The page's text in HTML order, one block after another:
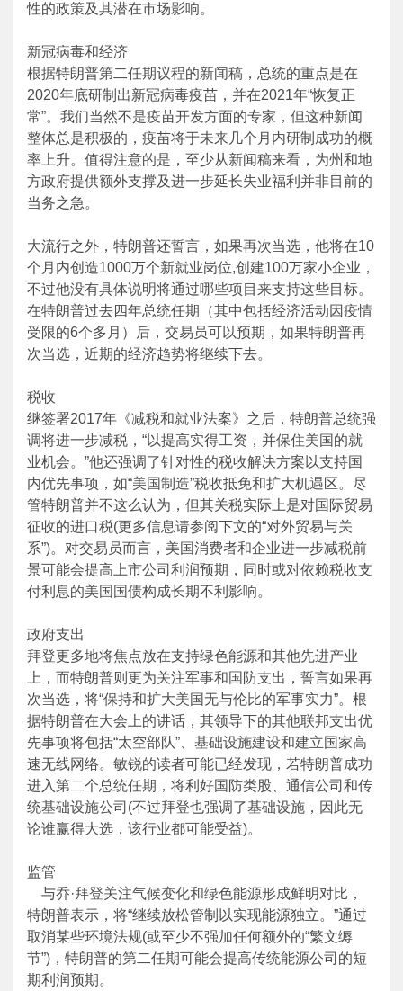
性的政策及其潜在市场影响。
新冠病毒和经济
根据特朗普第二任期议程的新闻稿，总统的重点是在
2020年底研制出新冠病毒疫苗，并在2021年“恢复正
常”。我们当然不是疫苗开发方面的专家，但这种新闻
整体总是积极的，疫苗将于未来几个月内研制成功的概
率上升。值得注意的是，至少从新闻稿来看，为州和地
方政府提供额外支撑及进一步延长失业福利并非目前的
当务之急。
大流行之外，特朗普还誓言，如果再次当选，他将在10
个月内创造1000万个新就业岗位,创建100万家小企业，
不过他没有具体说明将通过哪些项目来支持这些目标。
在特朗普过去四年总统任期（其中包括经济活动因疫情
受限的6个多月）后，交易员可以预期，如果特朗普再
次当选，近期的经济趋势将继续下去。
税收
继签署2017年《减税和就业法案》之后，特朗普总统强
调将进一步减税，“以提高实得工资，并保住美国的就
业机会。”他还强调了针对性的税收解决方案以支持国
内优先事项，如“美国制造”税收抵免和扩大机遇区。尽
管特朗普并不这么认为，但其关税实际上是对国际贸易
征收的进口税(更多信息请参阅下文的“对外贸易与关
系”)。对交易员而言，美国消费者和企业进一步减税前
景可能会提高上市公司利润预期，同时或对依赖税收支
付利息的美国国债构成长期不利影响。
政府支出
拜登更多地将焦点放在支持绿色能源和其他先进产业
上，而特朗普则更为关注军事和国防支出，誓言如果再
次当选，将“保持和扩大美国无与伦比的军事实力”。根
据特朗普在大会上的讲话，其领导下的其他联邦支出优
先事项将包括“太空部队”、基础设施建设和建立国家高
速无线网络。敏锐的读者可能已经发现，若特朗普成功
进入第二个总统任期，将利好国防类股、通信公司和传
统基础设施公司(不过拜登也强调了基础设施，因此无
论谁赢得大选，该行业都可能受益)。
监管
与乔·拜登关注气候变化和绿色能源形成鲜明对比，
特朗普表示，将“继续放松管制以实现能源独立。”通过
取消某些环境法规(或至少不强加任何额外的“繁文缛
节”)，特朗普的第二任期可能会提高传统能源公司的短
期利润预期。